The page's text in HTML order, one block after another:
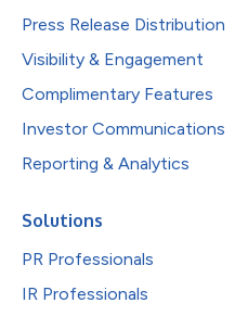
Press Release Distribution
Visibility & Engagement
Complimentary Features
Investor Communications
Reporting & Analytics
Solutions
PR Professionals
IR Professionals